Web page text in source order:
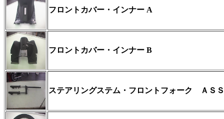
フロントカバー・インナー A
フロントカバー・インナー B
ステアリングステム・フロントフォーク ＡＳ